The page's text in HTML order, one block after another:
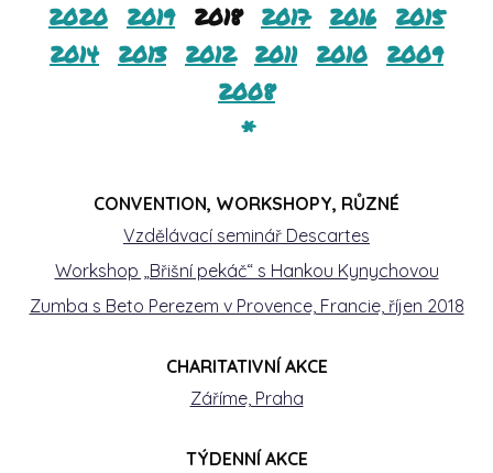
2020
2019 2018 2017 2016
2015
2014
2013 2012 2011 2010
2009
2008
*
CONVENTION, WORKSHOPY, RŮZNÉ
Vzdělávací seminář Descartes
Workshop „Břišní pekáč“ s Hankou Kynychovou
Zumba s Beto Perezem v Provence, Francie, říjen 2018
CHARITATIVNÍ AKCE
Záříme, Praha
TÝDENNÍ AKCE